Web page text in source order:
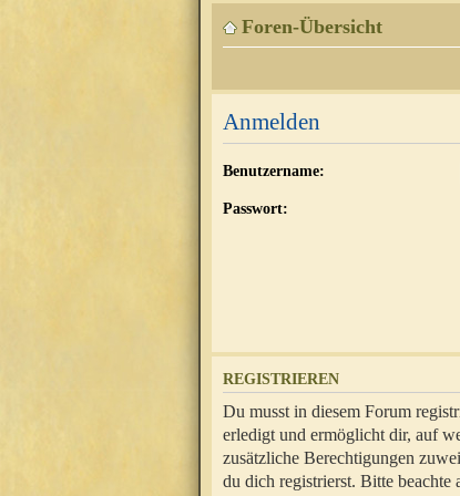
Foren-Übersicht
Anmelden
Benutzername:
Passwort:
REGISTRIEREN
Du musst in diesem Forum
erledigt und ermöglicht dir, auf
zusätzliche Berechtigungen
du dich registrierst. Bitte